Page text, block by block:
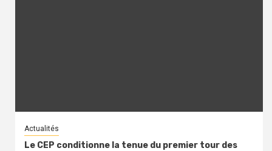
Actualités
Le CEP conditionne la tenue du premier tour des